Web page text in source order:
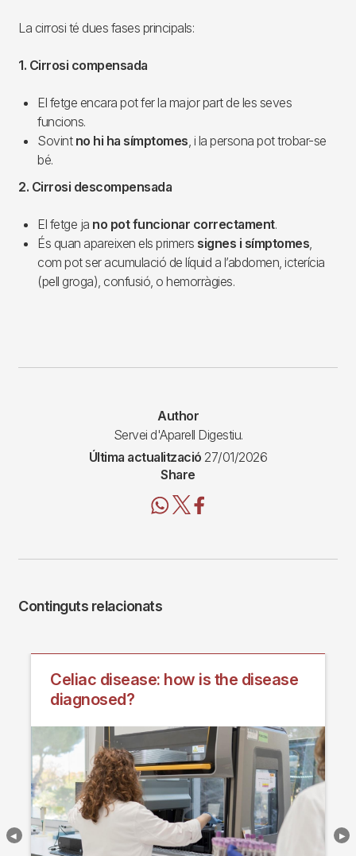
La cirrosi té dues fases principals:
1. Cirrosi compensada
El fetge encara pot fer la major part de les seves
funcions.
Sovint no hi ha símptomes, i la persona pot trobar-se
bé.
2. Cirrosi descompensada
El fetge ja no pot funcionar correctament.
És quan apareixen els primers signes i símptomes,
com pot ser acumulació de líquid a l’abdomen, icterícia
(pell groga), confusió, o hemorràgies.
Author
Servei d'Aparell Digestiu.
Última actualització 27/01/2026
Share
Continguts relacionats
Celiac disease: how is the disease
diagnosed?